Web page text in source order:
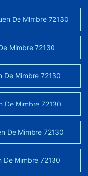
De Mimbre 72130
Mimbre 72130
De Mimbre 72130
De Mimbre 72130
De Mimbre 72130
De Mimbre 72130